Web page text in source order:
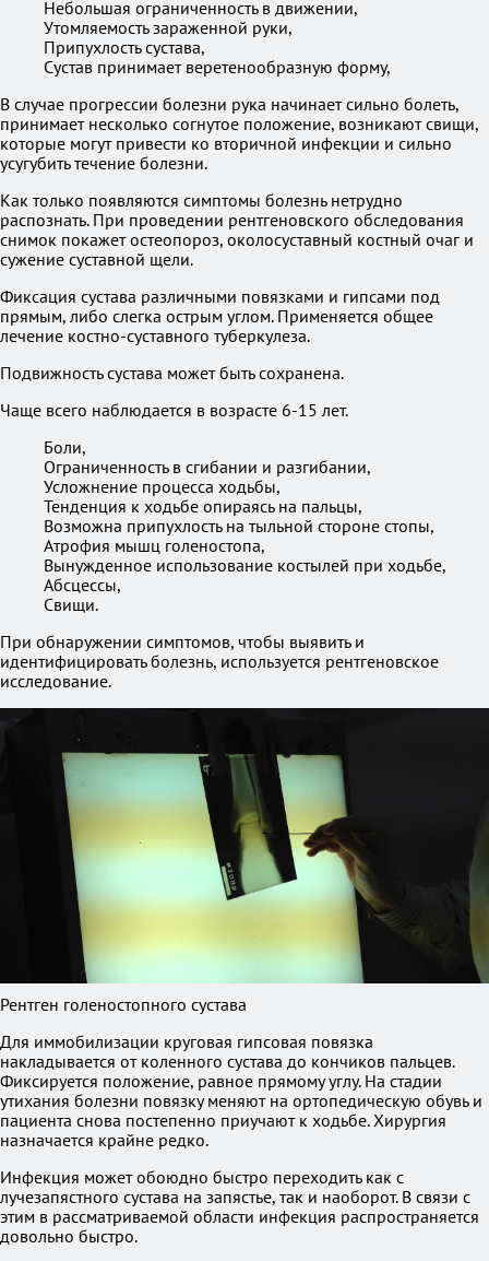
Небольшая ограниченность в движении,
Утомляемость зараженной руки,
Припухлость сустава,
Сустав принимает веретенообразную форму,
В случае прогрессии болезни рука начинает сильно болеть,
принимает несколько согнутое положение, возникают свищи,
которые могут привести ко вторичной инфекции и сильно
усугубить течение болезни.
Как только появляются симптомы болезнь нетрудно
распознать. При проведении рентгеновского обследования
снимок покажет остеопороз, околосуставный костный очаг и
сужение суставной щели.
Фиксация сустава различными повязками и гипсами под
прямым, либо слегка острым углом. Применяется общее
лечение костно-суставного туберкулеза.
Подвижность сустава может быть сохранена.
Чаще всего наблюдается в возрасте 6-15 лет.
Боли,
Ограниченность в сгибании и разгибании,
Усложнение процесса ходьбы,
Тенденция к ходьбе опираясь на пальцы,
Возможна припухлость на тыльной стороне стопы,
Атрофия мышц голеностопа,
Вынужденное использование костылей при ходьбе,
Абсцессы,
Свищи.
При обнаружении симптомов, чтобы выявить и
идентифицировать болезнь, используется рентгеновское
исследование.
Рентген голеностопного сустава
Для иммобилизации круговая гипсовая повязка
накладывается от коленного сустава до кончиков пальцев.
Фиксируется положение, равное прямому углу. На стадии
утихания болезни повязку меняют на ортопедическую обувь и
пациента снова постепенно приучают к ходьбе. Хирургия
назначается крайне редко.
Инфекция может обоюдно быстро переходить как с
лучезапястного сустава на запястье, так и наоборот. В связи с
этим в рассматриваемой области инфекция распространяется
довольно быстро.